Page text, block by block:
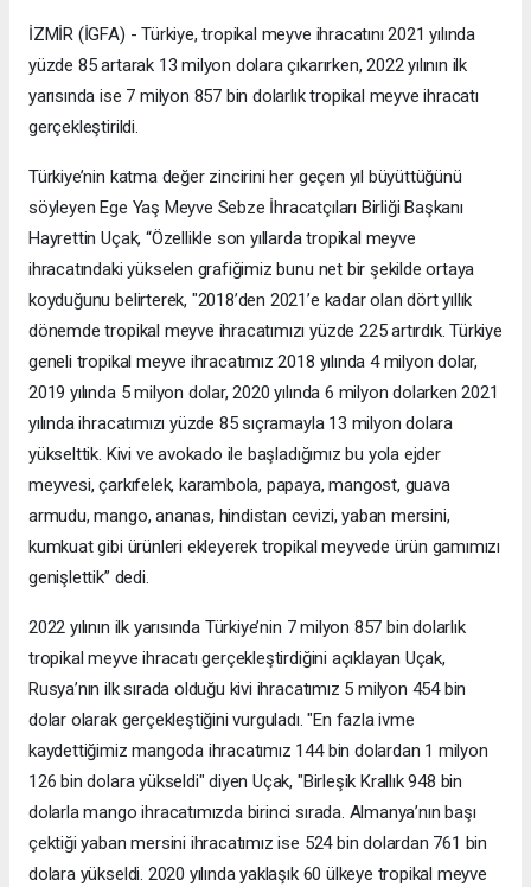
İZMİR (İGFA) - Türkiye, tropikal meyve ihracatını 2021 yılında
yüzde 85 artarak 13 milyon dolara çıkarırken, 2022 yılının ilk
yarısında ise 7 milyon 857 bin dolarlık tropikal meyve ihracatı
gerçekleştirildi.
Türkiye’nin katma değer zincirini her geçen yıl büyüttüğünü
söyleyen Ege Yaş Meyve Sebze İhracatçıları Birliği Başkanı
Hayrettin Uçak, “Özellikle son yıllarda tropikal meyve
ihracatındaki yükselen grafiğimiz bunu net bir şekilde ortaya
koyduğunu belirterek, "2018’den 2021’e kadar olan dört yıllık
dönemde tropikal meyve ihracatımızı yüzde 225 artırdık. Türkiye
geneli tropikal meyve ihracatımız 2018 yılında 4 milyon dolar,
2019 yılında 5 milyon dolar, 2020 yılında 6 milyon dolarken 2021
yılında ihracatımızı yüzde 85 sıçramayla 13 milyon dolara
yükselttik. Kivi ve avokado ile başladığımız bu yola ejder
meyvesi, çarkıfelek, karambola, papaya, mangost, guava
armudu, mango, ananas, hindistan cevizi, yaban mersini,
kumkuat gibi ürünleri ekleyerek tropikal meyvede ürün gamımızı
genişlettik” dedi.
2022 yılının ilk yarısında Türkiye’nin 7 milyon 857 bin dolarlık
tropikal meyve ihracatı gerçekleştirdiğini açıklayan Uçak,
Rusya’nın ilk sırada olduğu kivi ihracatımız 5 milyon 454 bin
dolar olarak gerçekleştiğini vurguladı. "En fazla ivme
kaydettiğimiz mangoda ihracatımız 144 bin dolardan 1 milyon
126 bin dolara yükseldi" diyen Uçak, "Birleşik Krallık 948 bin
dolarla mango ihracatımızda birinci sırada. Almanya’nın başı
çektiği yaban mersini ihracatımız ise 524 bin dolardan 761 bin
dolara yükseldi. 2020 yılında yaklaşık 60 ülkeye tropikal meyve